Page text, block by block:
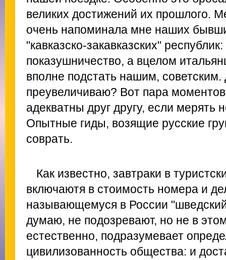
великих достижений их прошлого.
очень напоминала мне наших
"кавказско-закавказских"
показушничество, а вцелом
вполне подстать нашим,
преувеличиваю? Вот пара
адекватны друг другу, если
Опытные гиды, возящие русские
соврать.
Как известно, завтраки в
включаютя в стоимость номера и
называющемуся в России
думаю, не подозревают, но не в
естественно, подразумевает
цивилизованность общества: и